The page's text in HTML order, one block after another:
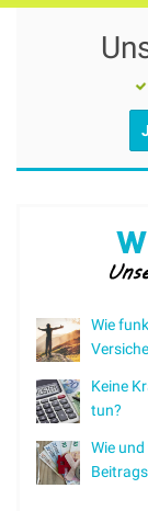
Wie
Keine
tun?
Wie